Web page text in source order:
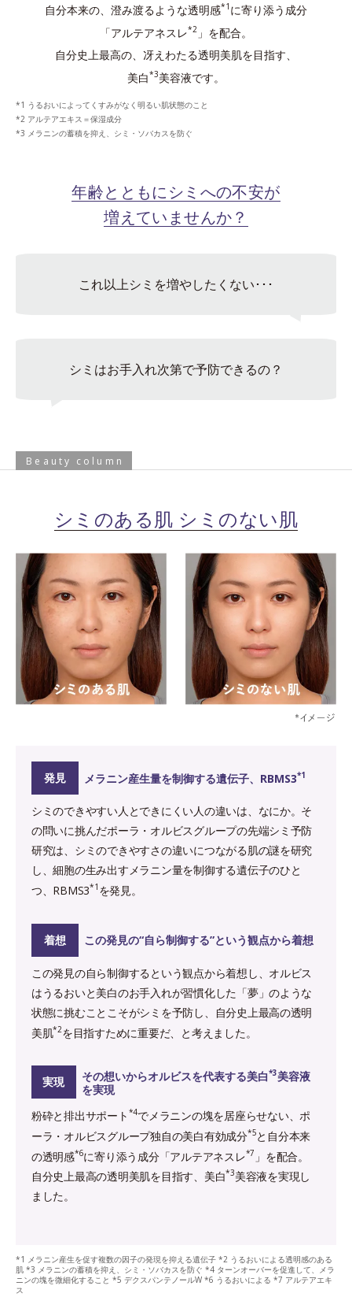
自分本来の、澄み渡るような透明感*1 に寄り添う成分
「アルテアネスレ*2 」を配合。
自分史上最高の、冴えわたる透明美肌を目指す、
美白*3美容液です。
うるおいによってくすみがなく明るい肌状態のこと
アルテアエキス＝保湿成分
メラニンの蓄積を抑え、シミ・ソバカスを防ぐ
年齢とともにシミへの不安が
増えていませんか？
これ以上シミを増やしたくない･･･
シミはお手入れ次第で予防できるの？
Beauty column
シミのある肌 シミのない肌
発見 メラニン産生量を制御する遺伝子、RBMS3*1
シミのできやすい人とできにくい人の違いは、なにか。そ
の問いに挑んだポーラ・オルビスグループの先端シミ予防
研究は、シミのできやすさの違いにつながる肌の謎を研究
し、細胞の生み出すメラニン量を制御する遺伝子のひと
つ、RBMS3*1 を発見。
着想 この発見の“自ら制御する”という観点から着想
この発見の自ら制御するという観点から着想し、オルビス
はうるおいと美白のお手入れが習慣化した「夢」のような
状態に挑むことこそがシミを予防し、自分史上最高の透明
美肌*2を目指すために重要だ、と考えました。
実現 その想いからオルビスを代表する美白*3美容液
を実現
粉砕と排出サポート *4でメラニンの塊を居座らせない、ポ
ーラ・オルビスグループ独自の美白有効成分*5と自分本来
の透明感*6に寄り添う成分「アルテアネスレ*7 」を配合。
自分史上最高の透明美肌を目指す、美白*3美容液を実現し
ました。
*1 メラニン産生を促す複数の因子の発現を抑える遺伝子 *2 うるおいによる透明感のある
肌 *3 メラニンの蓄積を抑え、シミ・ソバカスを防ぐ *4 ターンオーバーを促進して、メラ
ニンの塊を微細化すること *5 デクスパンテノールW *6 うるおいによる *7 アルテアエキ
ス